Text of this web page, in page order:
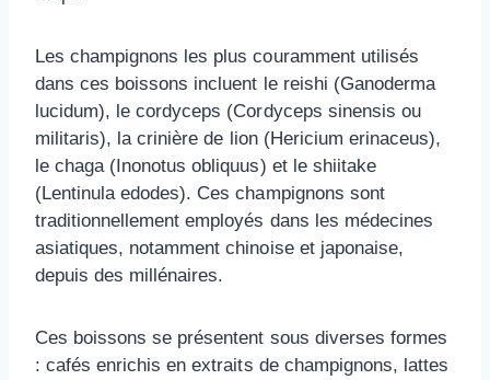
Les champignons les plus couramment utilisés
dans ces boissons incluent le reishi (Ganoderma
lucidum), le cordyceps (Cordyceps sinensis ou
militaris), la crinière de lion (Hericium erinaceus),
le chaga (Inonotus obliquus) et le shiitake
(Lentinula edodes). Ces champignons sont
traditionnellement employés dans les médecines
asiatiques, notamment chinoise et japonaise,
depuis des millénaires.
Ces boissons se présentent sous diverses formes
: cafés enrichis en extraits de champignons, lattes